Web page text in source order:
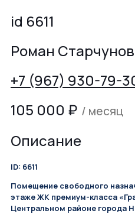
id 6611
Роман Старчунов
+7 (967) 930-79-
105 000 ₽ / месяц
Описание
ID: 6611
Помещение свободного
этаже ЖК премиум-клaccа
Цeнтральном райoнe города